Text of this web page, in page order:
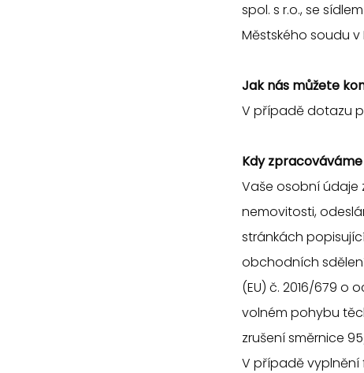
spol. s r.o., se
Městského soudu v
Jak nás můžete
V případě dotazu
Kdy
Vaše osobní
nemovitosti,
stránkách
obchodních
(EU) č. 2016/679
volném pohybu
zrušení směrnice
V případě